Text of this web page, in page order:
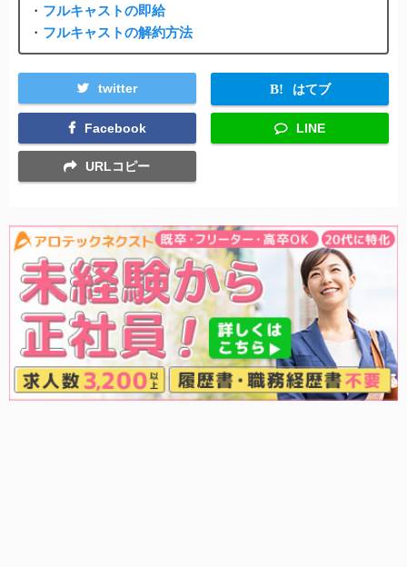
・ フルキャストの即給
・ フルキャストの解約方法
twitter はてブ
Facebook LINE
URLコピー